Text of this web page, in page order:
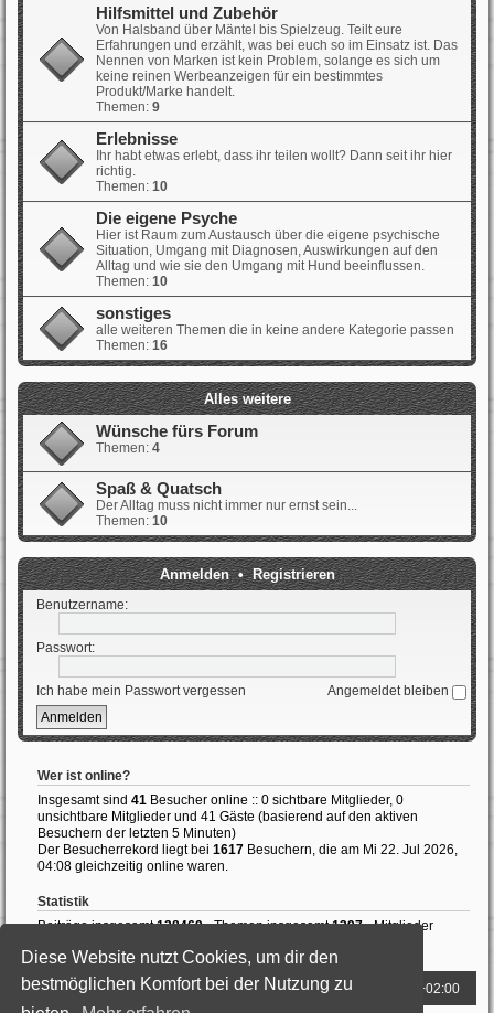
Diese Website nutzt Cookies, um dir den
bestmöglichen Komfort bei der Nutzung zu
Hilfsmittel und Zubehör
Von Halsband über Mäntel bis Spielzeug. Teilt eure
Erfahrungen und erzählt, was bei euch so im Einsatz ist. Das
Nennen von Marken ist kein Problem, solange es sich um
keine reinen Werbeanzeigen für ein bestimmtes
Produkt/Marke handelt.
Themen: 9
Erlebnisse
Ihr habt etwas erlebt, dass ihr teilen wollt? Dann seit ihr hier
richtig.
Themen: 10
Die eigene Psyche
Hier ist Raum zum Austausch über die eigene psychische
Situation, Umgang mit Diagnosen, Auswirkungen auf den
Alltag und wie sie den Umgang mit Hund beeinflussen.
Themen: 10
sonstiges
alle weiteren Themen die in keine andere Kategorie passen
Themen: 16
Alles weitere
Wünsche fürs Forum
Themen: 4
Spaß & Quatsch
Der Alltag muss nicht immer nur ernst sein...
Themen: 10
Anmelden•Registrieren
Benutzername:
Passwort:
Ich habe mein Passwort vergessen Angemeldet bleiben
Wer ist online?
Insgesamt sind 41 Besucher online :: 0 sichtbare Mitglieder, 0
unsichtbare Mitglieder und 41 Gäste (basierend auf den aktiven
Besuchern der letzten 5 Minuten)
Der Besucherrekord liegt bei 1617 Besuchern, die am Mi 22. Jul 2026,
04:08 gleichzeitig online waren.
Statistik
Beiträge insgesamt138469• Themen insgesamt1397• Mitglieder
Foren-Übersicht Alle Zeiten sind UTC+02:00